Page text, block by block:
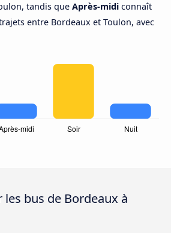
tandis que Après-midi connaît
entre Bordeaux et Toulon, avec
bus de Bordeaux à